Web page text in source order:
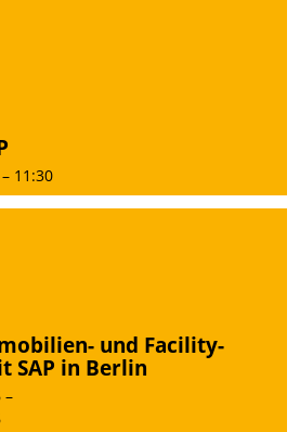
– 11:30
und Facility-
SAP in Berlin
–